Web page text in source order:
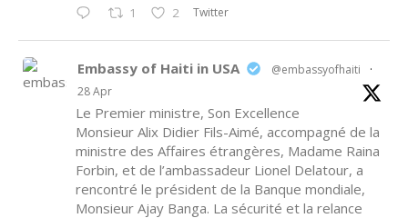
1 2 Twitter
Embassy of Haiti in USA @embassyofhaiti
·
28 Apr
Le Premier ministre, Son Excellence
Monsieur Alix Didier Fils-Aimé, accompagné de la
ministre des Affaires étrangères, Madame Raina
Forbin, et de l’ambassadeur Lionel Delatour, a
rencontré le président de la Banque mondiale,
Monsieur Ajay Banga. La sécurité et la relance